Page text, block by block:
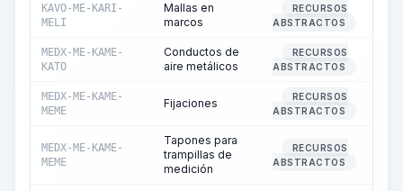
KAVO-ME-KARI-
MELI
Mallas en
marcos
RECURSOS
ABSTRACTOS
MEDX-ME-KAME-
KATO
Conductos de
aire metálicos
RECURSOS
ABSTRACTOS
MEDX-ME-KAME-
MEME
Fijaciones
RECURSOS
ABSTRACTOS
MEDX-ME-KAME-
MEME
Tapones para
trampillas de
medición
RECURSOS
ABSTRACTOS